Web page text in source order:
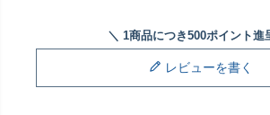
レビューを書く